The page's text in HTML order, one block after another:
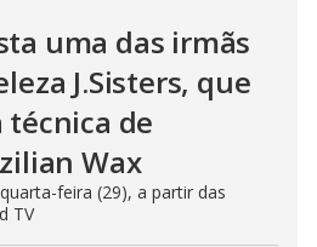
uma das irmãs
J.Sisters, que
de
Wax
feira (29), a partir das
TV